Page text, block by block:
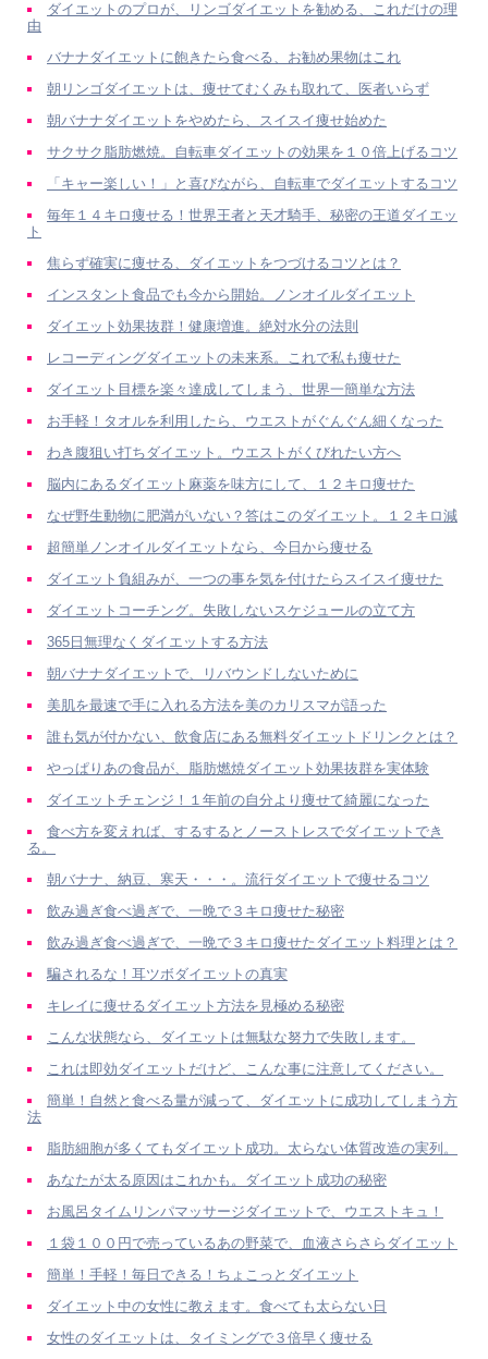
ダイエットのプロが、リンゴダイエットを勧める、これだけの理
由
バナナダイエットに飽きたら食べる、お勧め果物はこれ
朝リンゴダイエットは、痩せてむくみも取れて、医者いらず
朝バナナダイエットをやめたら、スイスイ痩せ始めた
サクサク脂肪燃焼。自転車ダイエットの効果を１０倍上げるコツ
「キャー楽しい！」と喜びながら、自転車でダイエットするコツ
毎年１４キロ痩せる！世界王者と天才騎手、秘密の王道ダイエッ
ト
焦らず確実に痩せる、ダイエットをつづけるコツとは？
インスタント食品でも今から開始。ノンオイルダイエット
ダイエット効果抜群！健康増進。絶対水分の法則
レコーディングダイエットの未来系。これで私も痩せた
ダイエット目標を楽々達成してしまう、世界一簡単な方法
お手軽！タオルを利用したら、ウエストがぐんぐん細くなった
わき腹狙い打ちダイエット。ウエストがくびれたい方へ
脳内にあるダイエット麻薬を味方にして、１２キロ痩せた
なぜ野生動物に肥満がいない？答はこのダイエット。１２キロ減
超簡単ノンオイルダイエットなら、今日から痩せる
ダイエット負組みが、一つの事を気を付けたらスイスイ痩せた
ダイエットコーチング。失敗しないスケジュールの立て方
365日無理なくダイエットする方法
朝バナナダイエットで、リバウンドしないために
美肌を最速で手に入れる方法を美のカリスマが語った
誰も気が付かない、飲食店にある無料ダイエットドリンクとは？
やっぱりあの食品が、脂肪燃焼ダイエット効果抜群を実体験
ダイエットチェンジ！１年前の自分より痩せて綺麗になった
食べ方を変えれば、するするとノーストレスでダイエットでき
る。
朝バナナ、納豆、寒天・・・。流行ダイエットで痩せるコツ
飲み過ぎ食べ過ぎで、一晩で３キロ痩せた秘密
飲み過ぎ食べ過ぎで、一晩で３キロ痩せたダイエット料理とは？
騙されるな！耳ツボダイエットの真実
キレイに痩せるダイエット方法を見極める秘密
こんな状態なら、ダイエットは無駄な努力で失敗します。
これは即効ダイエットだけど、こんな事に注意してください。
簡単！自然と食べる量が減って、ダイエットに成功してしまう方
法
脂肪細胞が多くてもダイエット成功。太らない体質改造の実列。
あなたが太る原因はこれかも。ダイエット成功の秘密
お風呂タイムリンパマッサージダイエットで、ウエストキュ！
１袋１００円で売っているあの野菜で、血液さらさらダイエット
簡単！手軽！毎日できる！ちょこっとダイエット
ダイエット中の女性に教えます。食べても太らない日
女性のダイエットは、タイミングで３倍早く痩せる